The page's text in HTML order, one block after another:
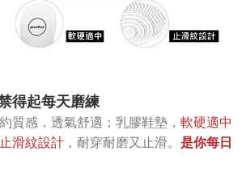
得起每天磨練
約質感，透氣舒適；乳膠鞋墊， 軟硬適中
止滑紋設計 ，耐穿耐磨又止滑。 是你每日